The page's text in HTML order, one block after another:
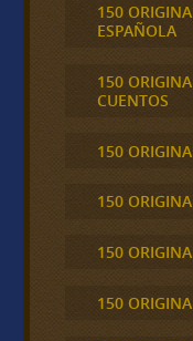
150
ESPAÑOLA
150
CUENTOS
150
150
150
150